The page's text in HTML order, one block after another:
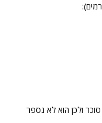
ולכן הוא לא נספר